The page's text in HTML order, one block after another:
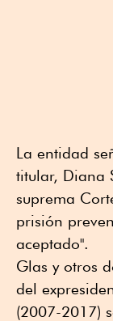
La entidad
titular, Diana
suprema
prisión
aceptado".
Glas y otros
del
(2007-2017)